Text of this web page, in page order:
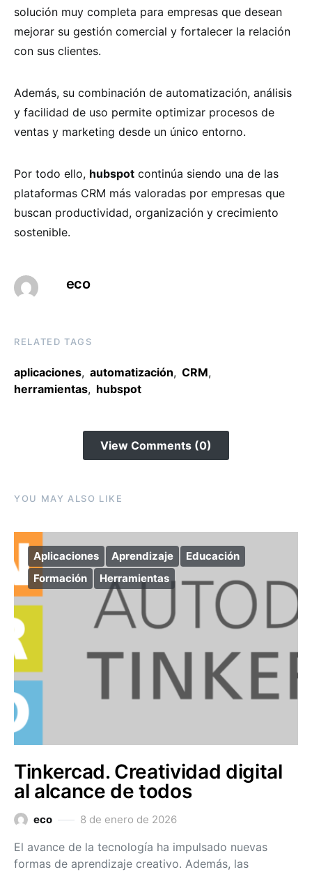
solución muy completa para empresas que desean
mejorar su gestión comercial y fortalecer la relación
con sus clientes.
Además, su combinación de automatización, análisis
y facilidad de uso permite optimizar procesos de
ventas y marketing desde un único entorno.
Por todo ello, hubspot continúa siendo una de las
plataformas CRM más valoradas por empresas que
buscan productividad, organización y crecimiento
sostenible.
eco
RELATED TAGS
aplicaciones, automatización, CRM,
herramientas, hubspot
View Comments (0)
YOU MAY ALSO LIKE
Aplicaciones Aprendizaje
Educación
Formación
Herramientas
Tinkercad. Creatividad digital
al alcance de todos
eco 8 de enero de 2026
El avance de la tecnología ha impulsado nuevas
formas de aprendizaje creativo. Además, las